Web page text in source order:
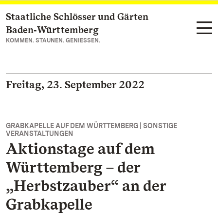
Zum Hauptinhalt springen
Staatliche Schlösser und Gärten
Baden‑Württemberg
KOMMEN. STAUNEN. GENIESSEN.
Freitag, 23. September 2022
GRABKAPELLE AUF DEM WÜRTTEMBERG | SONSTIGE
VERANSTALTUNGEN
Aktionstage auf dem
Württemberg – der
„Herbstzauber“ an der
Grabkapelle